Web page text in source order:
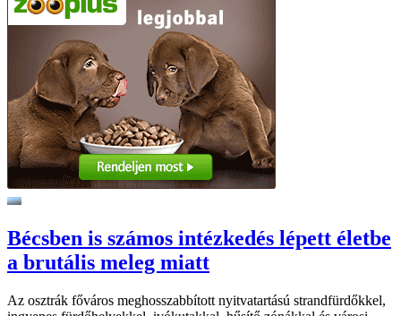
Bécsben is számos intézkedés lépett életbe
a brutális meleg miatt
Az osztrák főváros meghosszabbított nyitvatartású strandfürdőkkel,